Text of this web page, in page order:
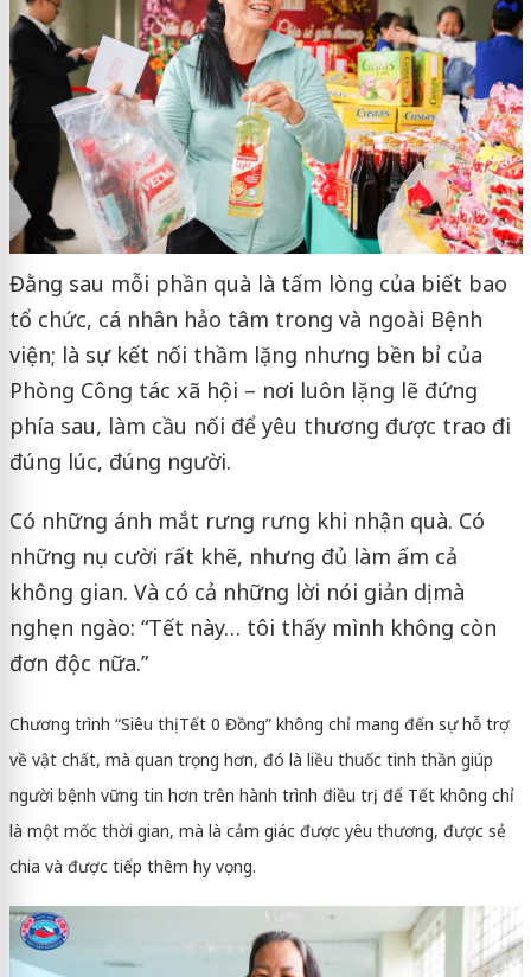
Đằng sau mỗi phần quà là tấm lòng của biết bao
tổ chức, cá nhân hảo tâm trong và ngoài Bệnh
viện; là sự kết nối thầm lặng nhưng bền bỉ của
Phòng Công tác xã hội – nơi luôn lặng lẽ đứng
phía sau, làm cầu nối để yêu thương được trao đi
đúng lúc, đúng người.
Có những ánh mắt rưng rưng khi nhận quà. Có
những nụ cười rất khẽ, nhưng đủ làm ấm cả
không gian. Và có cả những lời nói giản dị mà
nghẹn ngào: “Tết này… tôi thấy mình không còn
đơn độc nữa.”
Chương trình “Siêu thị Tết 0 Đồng” không chỉ mang đến sự hỗ trợ
về vật chất, mà quan trọng hơn, đó là liều thuốc tinh thần giúp
người bệnh vững tin hơn trên hành trình điều trị, để Tết không chỉ
là một mốc thời gian, mà là cảm giác được yêu thương, được sẻ
chia và được tiếp thêm hy vọng.